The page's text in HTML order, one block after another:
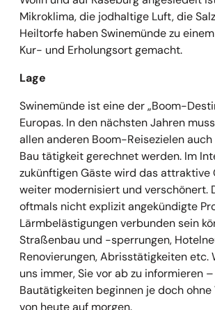
Mikroklima, die jodhaltige Luft, die
Heiltorfe haben Swinemünde zu
Kur- und Erholungsort gemacht.
Lage
Swinemünde ist eine der „Boom-
Europas. In den nächsten Jahren
allen anderen Boom-Reisezielen
Bau tätigkeit gerechnet werden. Im
zukünftigen Gäste wird das attraktive
weiter modernisiert und verschönert.
oftmals nicht explizit angekündigte
Lärmbelästigungen verbunden sein
Straßenbau und -sperrungen,
Renovierungen, Abrisstätigkeiten etc.
uns immer, Sie vor ab zu informieren
Bautätigkeiten beginnen je doch ohne
von heute auf morgen.